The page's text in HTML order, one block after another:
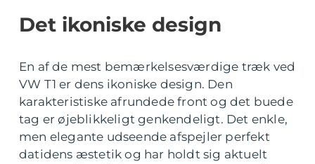
Det ikoniske design
En af de mest bemærkelsesværdige træk ved
VW T1 er dens ikoniske design. Den
karakteristiske afrundede front og det buede
tag er øjeblikkeligt genkendeligt. Det enkle,
men elegante udseende afspejler perfekt
datidens æstetik og har holdt sig aktuelt